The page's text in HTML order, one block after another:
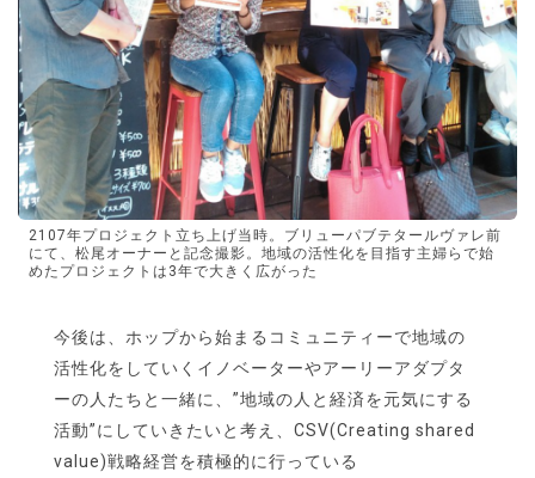
2107年プロジェクト立ち上げ当時。ブリューパブテタールヴァレ前
にて、松尾オーナーと記念撮影。地域の活性化を目指す主婦らで始
めたプロジェクトは3年で大きく広がった
今後は、ホップから始まるコミュニティーで地域の
活性化をしていくイノベーターやアーリーアダプタ
ーの人たちと一緒に、”地域の人と経済を元気にする
活動”にしていきたいと考え、CSV(Creating shared
value)戦略経営を積極的に行っている